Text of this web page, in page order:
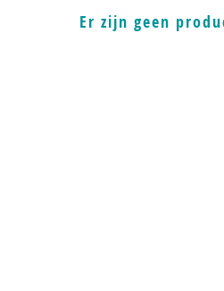
Er zijn geen